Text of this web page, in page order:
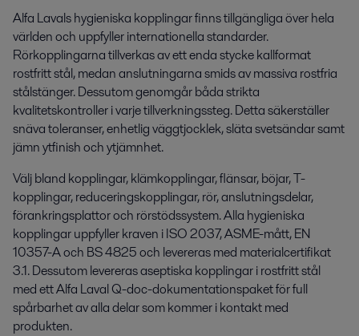
Alfa Lavals hygieniska kopplingar finns tillgängliga över hela
världen och uppfyller internationella standarder.
Rörkopplingarna tillverkas av ett enda stycke kallformat
rostfritt stål, medan anslutningarna smids av massiva rostfria
stålstänger. Dessutom genomgår båda strikta
kvalitetskontroller i varje tillverkningssteg. Detta säkerställer
snäva toleranser, enhetlig väggtjocklek, släta svetsändar samt
jämn ytfinish och ytjämnhet.
Välj bland kopplingar, klämkopplingar, flänsar, böjar, T-
kopplingar, reduceringskopplingar, rör, anslutningsdelar,
förankringsplattor och rörstödssystem. Alla hygieniska
kopplingar uppfyller kraven i ISO 2037, ASME-mått, EN
10357-A och BS 4825 och levereras med materialcertifikat
3.1. Dessutom levereras aseptiska kopplingar i rostfritt stål
med ett Alfa Laval Q-doc-dokumentationspaket för full
spårbarhet av alla delar som kommer i kontakt med
produkten.